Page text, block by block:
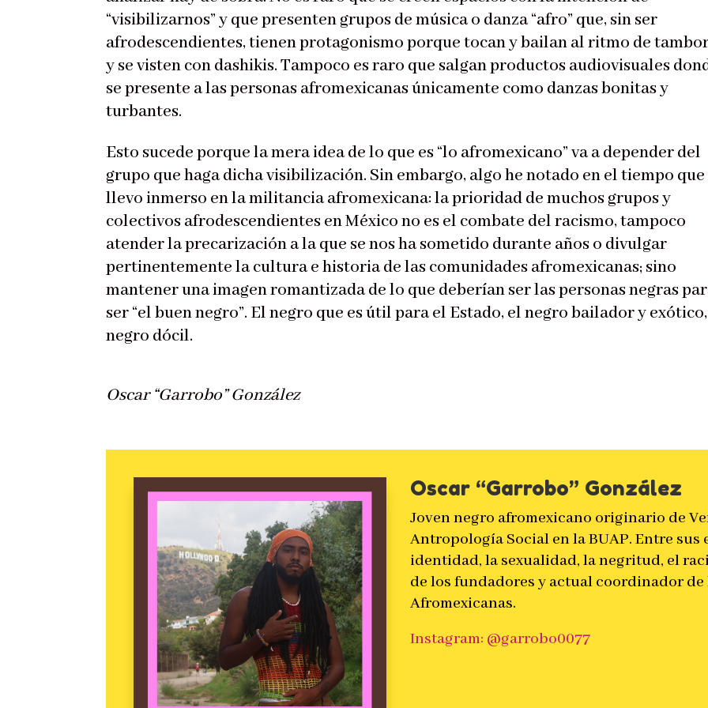
“visibilizarnos” y que presenten grupos de música o danza “afro” que, sin ser
afrodescendientes, tienen protagonismo porque tocan y bailan al ritmo de
y se visten con dashikis. Tampoco es raro que salgan productos audiovisuales
se presente a las personas afromexicanas únicamente como danzas bonitas y
turbantes.
Esto sucede porque la mera idea de lo que es “lo afromexicano” va a depender del
grupo que haga dicha visibilización. Sin embargo, algo he notado en el tiempo que
llevo inmerso en la militancia afromexicana: la prioridad de muchos grupos y
colectivos afrodescendientes en México no es el combate del racismo, tampoco
atender la precarización a la que se nos ha sometido durante años o divulgar
pertinentemente la cultura e historia de las comunidades afromexicanas; sino
mantener una imagen romantizada de lo que deberían ser las personas negras
ser “el buen negro”. El negro que es útil para el Estado, el negro bailador y
negro dócil.
Oscar “Garrobo” González
Oscar “Garrobo” González
Joven negro afromexicano originario de
Antropología Social en la BUAP. Entre sus
identidad, la sexualidad, la negritud, el
de los fundadores y actual coordinador
Afromexicanas.
Instagram: @garrobo0077